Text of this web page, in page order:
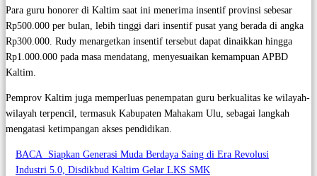
Para guru honorer di Kaltim saat ini menerima insentif provinsi sebesar
Rp500.000 per bulan, lebih tinggi dari insentif pusat yang berada di angka
Rp300.000. Rudy menargetkan insentif tersebut dapat dinaikkan hingga
Rp1.000.000 pada masa mendatang, menyesuaikan kemampuan APBD
Kaltim.
Pemprov Kaltim juga memperluas penempatan guru berkualitas ke wilayah-
wilayah terpencil, termasuk Kabupaten Mahakam Ulu, sebagai langkah
mengatasi ketimpangan akses pendidikan.
BACA Siapkan Generasi Muda Berdaya Saing di Era Revolusi
Industri 5.0, Disdikbud Kaltim Gelar LKS SMK